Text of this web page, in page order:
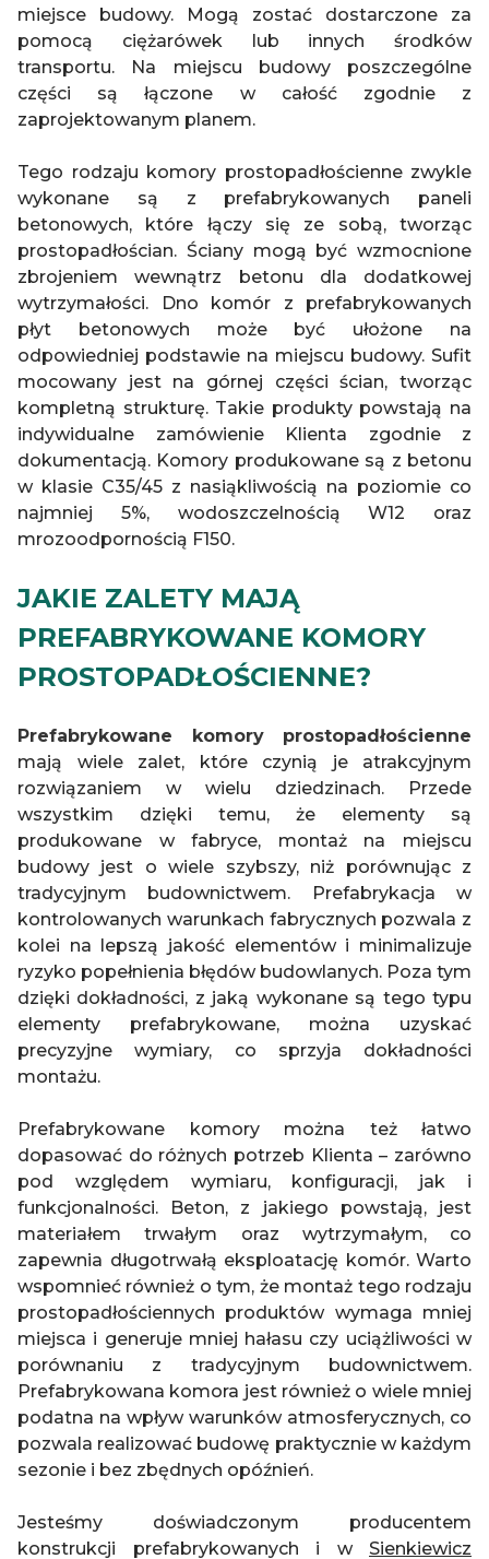
miejsce budowy. Mogą zostać dostarczone za
pomocą ciężarówek lub innych środków
transportu. Na miejscu budowy poszczególne
części są łączone w całość zgodnie z
zaprojektowanym planem.
Tego rodzaju komory prostopadłościenne zwykle
wykonane są z prefabrykowanych paneli
betonowych, które łączy się ze sobą, tworząc
prostopadłościan. Ściany mogą być wzmocnione
zbrojeniem wewnątrz betonu dla dodatkowej
wytrzymałości. Dno komór z prefabrykowanych
płyt betonowych może być ułożone na
odpowiedniej podstawie na miejscu budowy. Sufit
mocowany jest na górnej części ścian, tworząc
kompletną strukturę. Takie produkty powstają na
indywidualne zamówienie Klienta zgodnie z
dokumentacją. Komory produkowane są z betonu
w klasie C35/45 z nasiąkliwością na poziomie co
najmniej 5%, wodoszczelnością W12 oraz
mrozoodpornością F150.
JAKIE ZALETY MAJĄ
PREFABRYKOWANE KOMORY
PROSTOPADŁOŚCIENNE?
Prefabrykowane komory prostopadłościenne
mają wiele zalet, które czynią je atrakcyjnym
rozwiązaniem w wielu dziedzinach. Przede
wszystkim dzięki temu, że elementy są
produkowane w fabryce, montaż na miejscu
budowy jest o wiele szybszy, niż porównując z
tradycyjnym budownictwem. Prefabrykacja w
kontrolowanych warunkach fabrycznych pozwala z
kolei na lepszą jakość elementów i minimalizuje
ryzyko popełnienia błędów budowlanych. Poza tym
dzięki dokładności, z jaką wykonane są tego typu
elementy prefabrykowane, można uzyskać
precyzyjne wymiary, co sprzyja dokładności
montażu.
Prefabrykowane komory można też łatwo
dopasować do różnych potrzeb Klienta – zarówno
pod względem wymiaru, konfiguracji, jak i
funkcjonalności. Beton, z jakiego powstają, jest
materiałem trwałym oraz wytrzymałym, co
zapewnia długotrwałą eksploatację komór. Warto
wspomnieć również o tym, że montaż tego rodzaju
prostopadłościennych produktów wymaga mniej
miejsca i generuje mniej hałasu czy uciążliwości w
porównaniu z tradycyjnym budownictwem.
Prefabrykowana komora jest również o wiele mniej
podatna na wpływ warunków atmosferycznych, co
pozwala realizować budowę praktycznie w każdym
sezonie i bez zbędnych opóźnień.
Jesteśmy doświadczonym producentem
konstrukcji prefabrykowanych i w Sienkiewicz